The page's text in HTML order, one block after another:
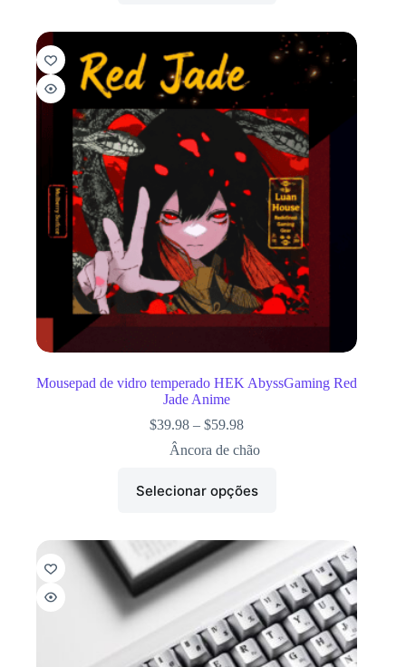
Mousepad de vidro temperado HEK AbyssGaming Red
Jade Anime
$39.98 – $59.98
Âncora de chão
Selecionar opções